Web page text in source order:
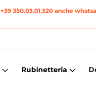
+39 350.03.01.520 anche
Rubinetteria